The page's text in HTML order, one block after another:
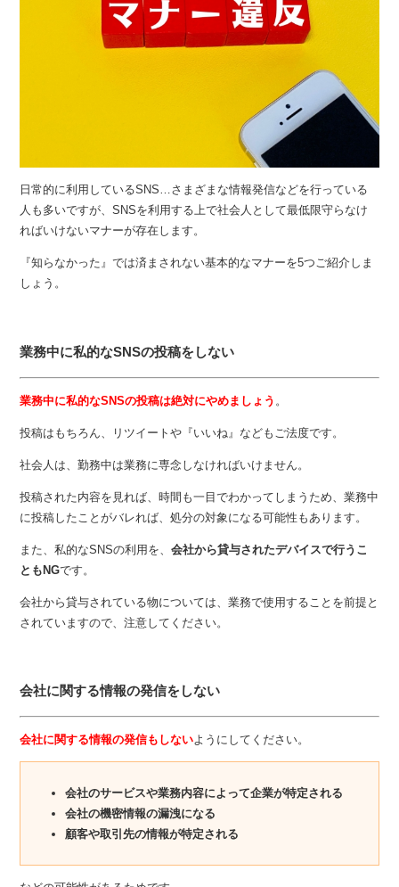
日常的に利用しているSNS…さまざまな情報発信などを行っている
人も多いですが、SNSを利用する上で社会人として最低限守らなけ
ればいけないマナーが存在します。
『知らなかった』では済まされない基本的なマナーを5つご紹介しま
しょう。
業務中に私的なSNSの投稿をしない
業務中に私的なSNSの投稿は絶対にやめましょう 。
投稿はもちろん、リツイートや『いいね』などもご法度です。
社会人は、勤務中は業務に専念しなければいけません。
投稿された内容を見れば、時間も一目でわかってしまうため、業務中
に投稿したことがバレれば、処分の対象になる可能性もあります。
また、私的なSNSの利用を、会社から貸与されたデバイスで行うこ
ともNGです。
会社から貸与されている物については、業務で使用することを前提と
されていますので、注意してください。
会社に関する情報の発信をしない
会社に関する情報の発信もしないようにしてください。
会社のサービスや業務内容によって企業が特定される
会社の機密情報の漏洩になる
顧客や取引先の情報が特定される